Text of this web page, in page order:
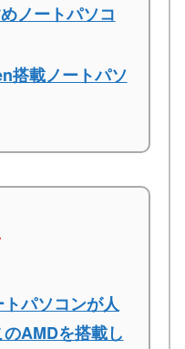
ノートパソコ
搭載ノートパソ
パソコンが人
AMDを搭載し